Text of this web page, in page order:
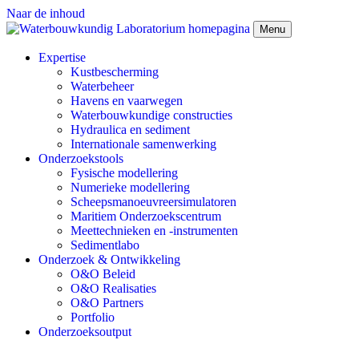
Naar de inhoud
Menu
Expertise
Kustbescherming
Waterbeheer
Havens en vaarwegen
Waterbouwkundige constructies
Hydraulica en sediment
Internationale samenwerking
Onderzoekstools
Fysische modellering
Numerieke modellering
Scheepsmanoeuvreersimulatoren
Maritiem Onderzoekscentrum
Meettechnieken en -instrumenten
Sedimentlabo
Onderzoek & Ontwikkeling
O&O Beleid
O&O Realisaties
O&O Partners
Portfolio
Onderzoeksoutput